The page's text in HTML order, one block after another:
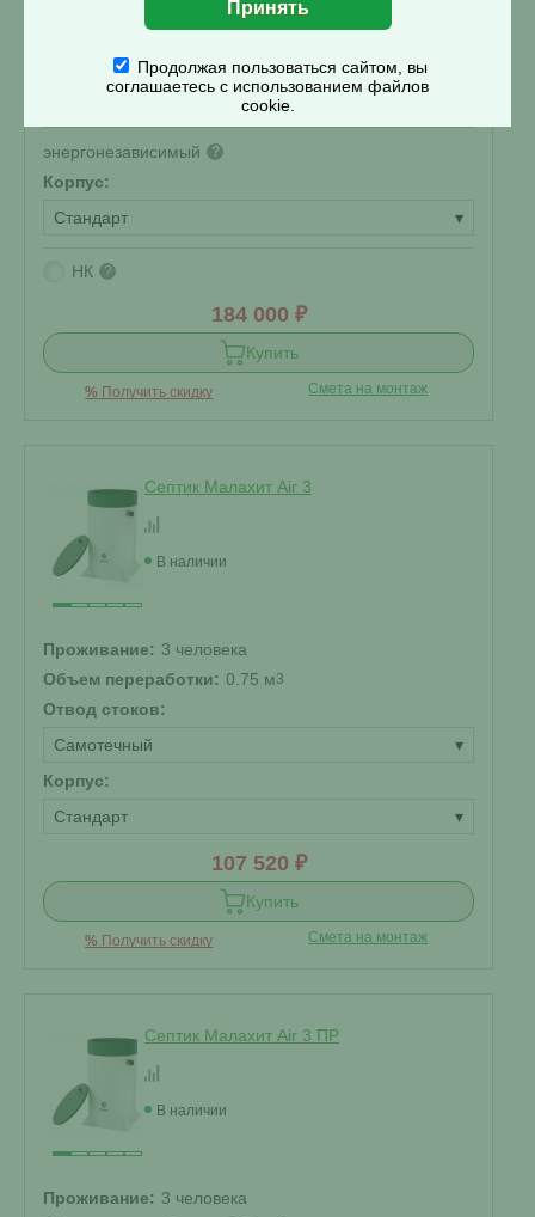
Объем переработки: 0.6 м3
Отвод стоков:
Самотечный
энергонезависимый ?
Корпус:
Стандарт
▾
НК ?
184 000 ₽
Купить
% Получить скидку Смета на монтаж
Септик Малахит Air 3
В наличии
Проживание: 3 человека
Объем переработки: 0.75 м3
Отвод стоков:
Самотечный
▾
Корпус:
Стандарт
▾
107 520 ₽
Купить
% Получить скидку Смета на монтаж
Септик Малахит Air 3 ПР
В наличии
Проживание: 3 человека
Продолжая пользоваться сайтом, вы
соглашаетесь с использованием файлов
cookie.